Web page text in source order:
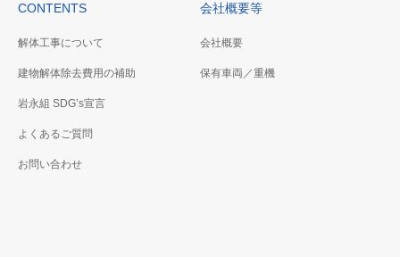
す。現地調査からご請求書送
付までの流れをご説明いたし
お尋ねください。
CONTENTS
解体工事について
建物解体除去費用の補助
岩永組 SDG’s宣言
よくあるご質問
お問い合わせ
会社概要等
会社概要
保有車両／重機